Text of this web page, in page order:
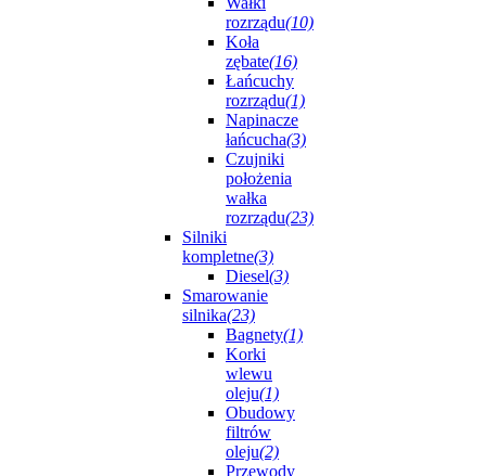
rozrządu(10)
Koła
zębate(16)
Łańcuchy
rozrządu(1)
Napinacze
łańcucha(3)
Czujniki
położenia
wałka
rozrządu(23)
Silniki
kompletne(3)
Diesel(3)
Smarowanie
silnika(23)
Bagnety(1)
Korki
wlewu
oleju(1)
Obudowy
filtrów
oleju(2)
Przewody